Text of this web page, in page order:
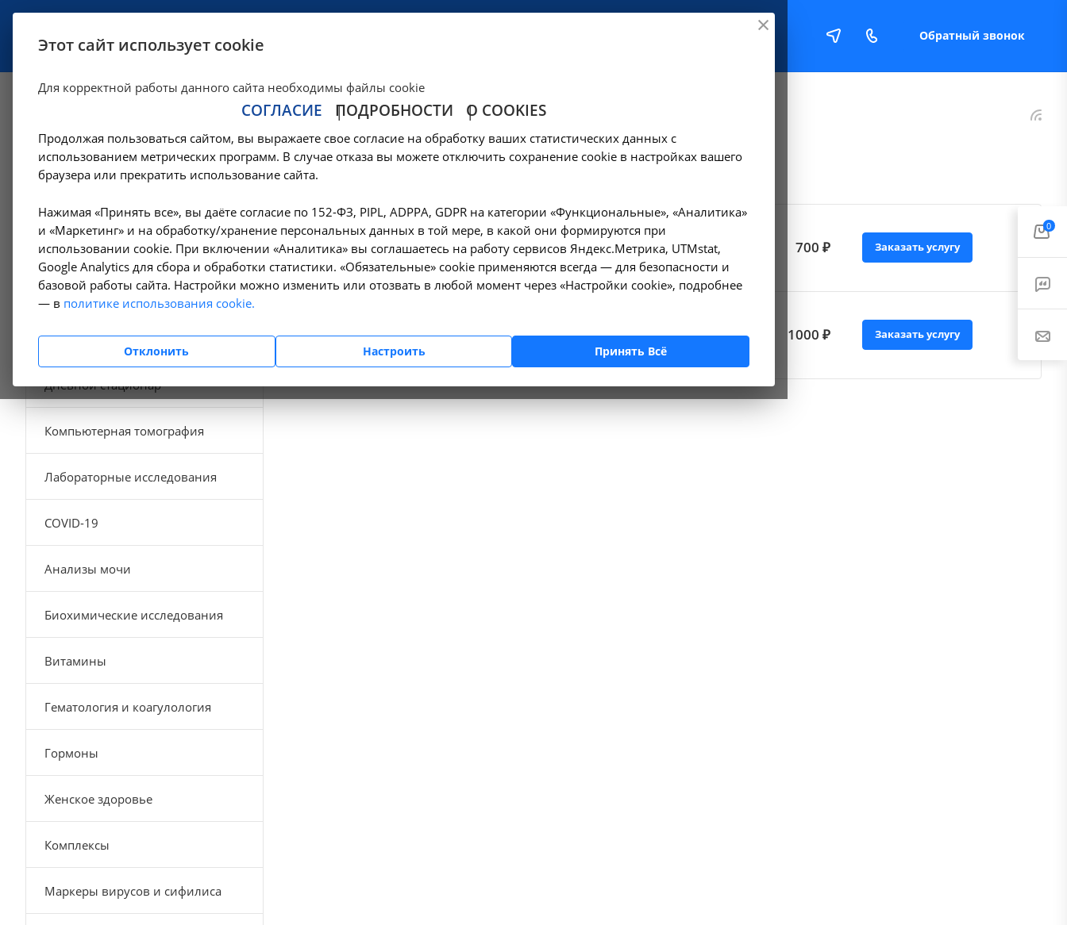
Обратный звонок
Манипуляции ревматолога
Цены в Ангарске — Манипуляции ревматолога
Локальная терапия (с лекарством пациента)
700 ₽ Заказать услугу
1000 ₽ Заказать услугу
Амбулаторно-
поликлинические услуги
Гемодиализ
Денситометрия
Дневной стационар
Компьютерная томография
Лабораторные исследования
COVID-19
Анализы мочи
Биохимические исследования
Витамины
Гематология и коагулология
Гормоны
Женское здоровье
Комплексы
Маркеры вирусов и сифилиса
0
Этот сайт использует cookie
Для корректной работы данного сайта необходимы файлы cookie
СОГЛАСИЕ ПОДРОБНОСТИ О COOKIES
Продолжая пользоваться сайтом, вы выражаете свое согласие на обработку ваших статистических данных с
использованием метрических программ. В случае отказа вы можете отключить сохранение cookie в настройках вашего
браузера или прекратить использование сайта.
Нажимая «Принять все», вы даёте согласие по 152-ФЗ, PIPL, ADPPA, GDPR на категории «Функциональные», «Аналитика»
и «Маркетинг» и на обработку/хранение персональных данных в той мере, в какой они формируются при
использовании cookie. При включении «Аналитика» вы соглашаетесь на работу сервисов Яндекс.Метрика, UTMstat,
Google Analytics для сбора и обработки статистики. «Обязательные» cookie применяются всегда — для безопасности и
базовой работы сайта. Настройки можно изменить или отозвать в любой момент через «Настройки cookie», подробнее
— в политике использования cookie.
Отклонить Настроить Принять Всё